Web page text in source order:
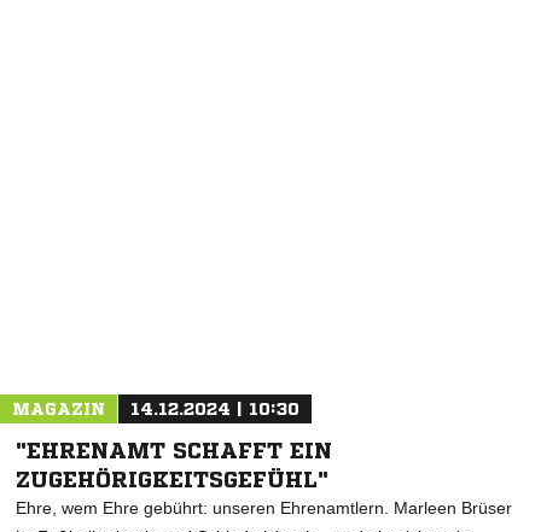
MAGAZIN 14.12.2024 | 10:30
"EHRENAMT SCHAFFT EIN
ZUGEHÖRIGKEITSGEFÜHL"
Ehre, wem Ehre gebührt: unseren Ehrenamtlern. Marleen Brüser